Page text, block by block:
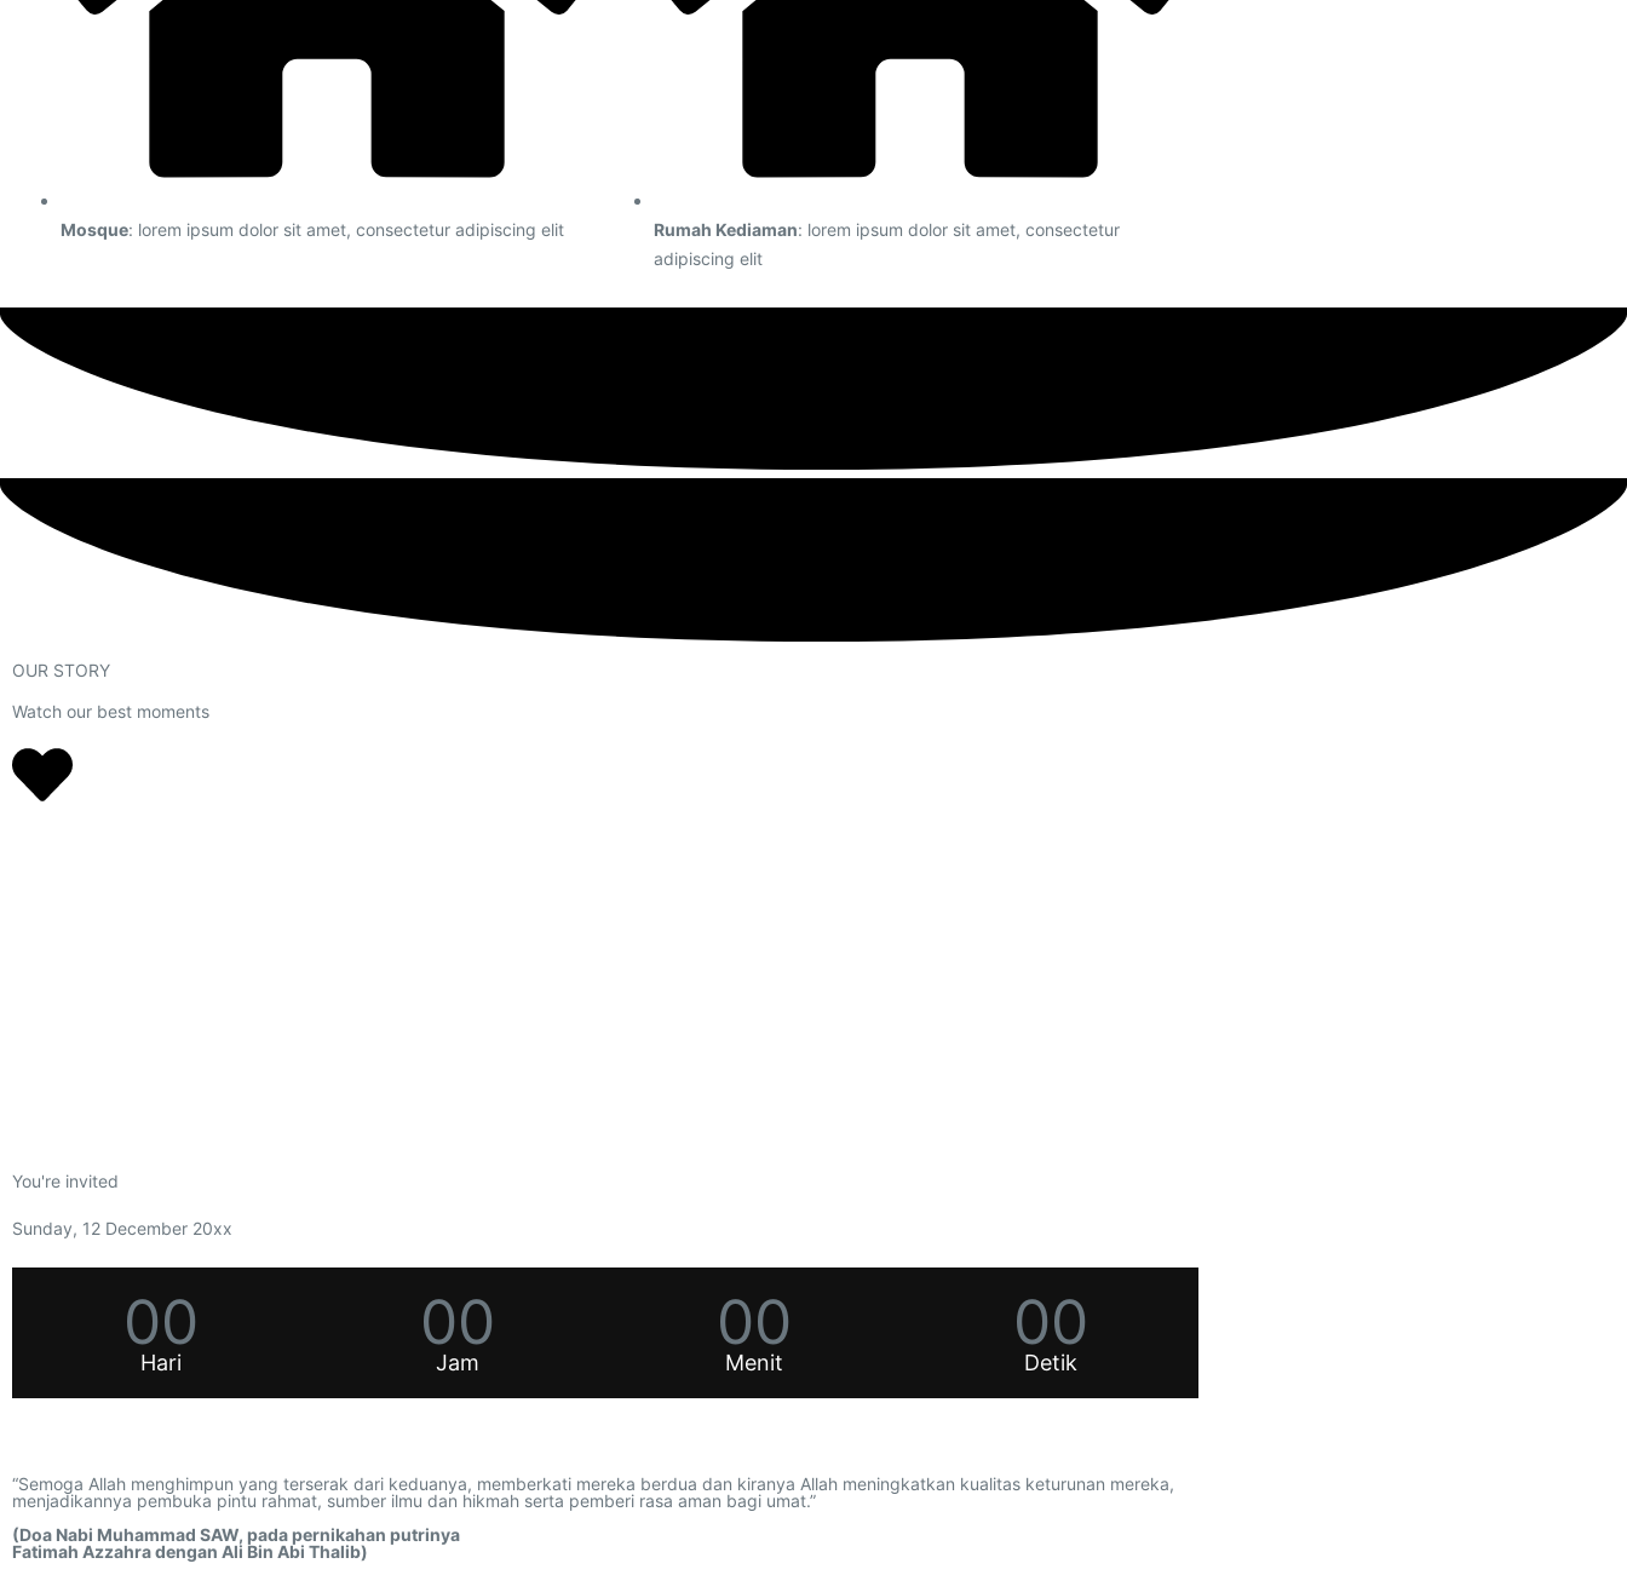
Mosque: lorem ipsum dolor sit amet, consectetur adipiscing elit Rumah Kediaman: lorem ipsum dolor sit amet, consectetur
adipiscing elit
OUR STORY
Watch our best moments
You're invited
Sunday, 12 December 20xx
00
Hari
00
Jam
00
Menit
00
Detik
“Semoga Allah menghimpun yang terserak dari keduanya, memberkati mereka berdua dan kiranya Allah meningkatkan kualitas keturunan mereka,
menjadikannya pembuka pintu rahmat, sumber ilmu dan hikmah serta pemberi rasa aman bagi umat.”
(Doa Nabi Muhammad SAW, pada pernikahan putrinya
Fatimah Azzahra dengan Ali Bin Abi Thalib)